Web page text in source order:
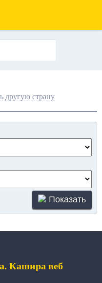
другую страну
Показать
Кашира веб